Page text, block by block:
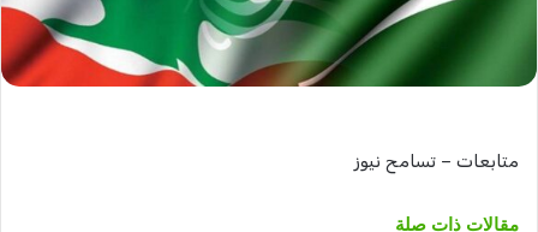
متابعات – تسامح نيوز
مقالات ذات صلة